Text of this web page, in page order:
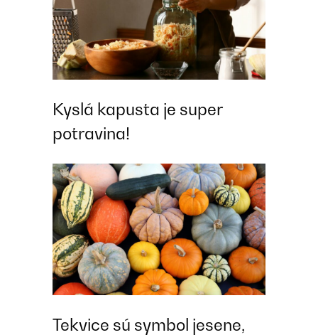
Kyslá kapusta je super
potravina!
Tekvice sú symbol jesene,